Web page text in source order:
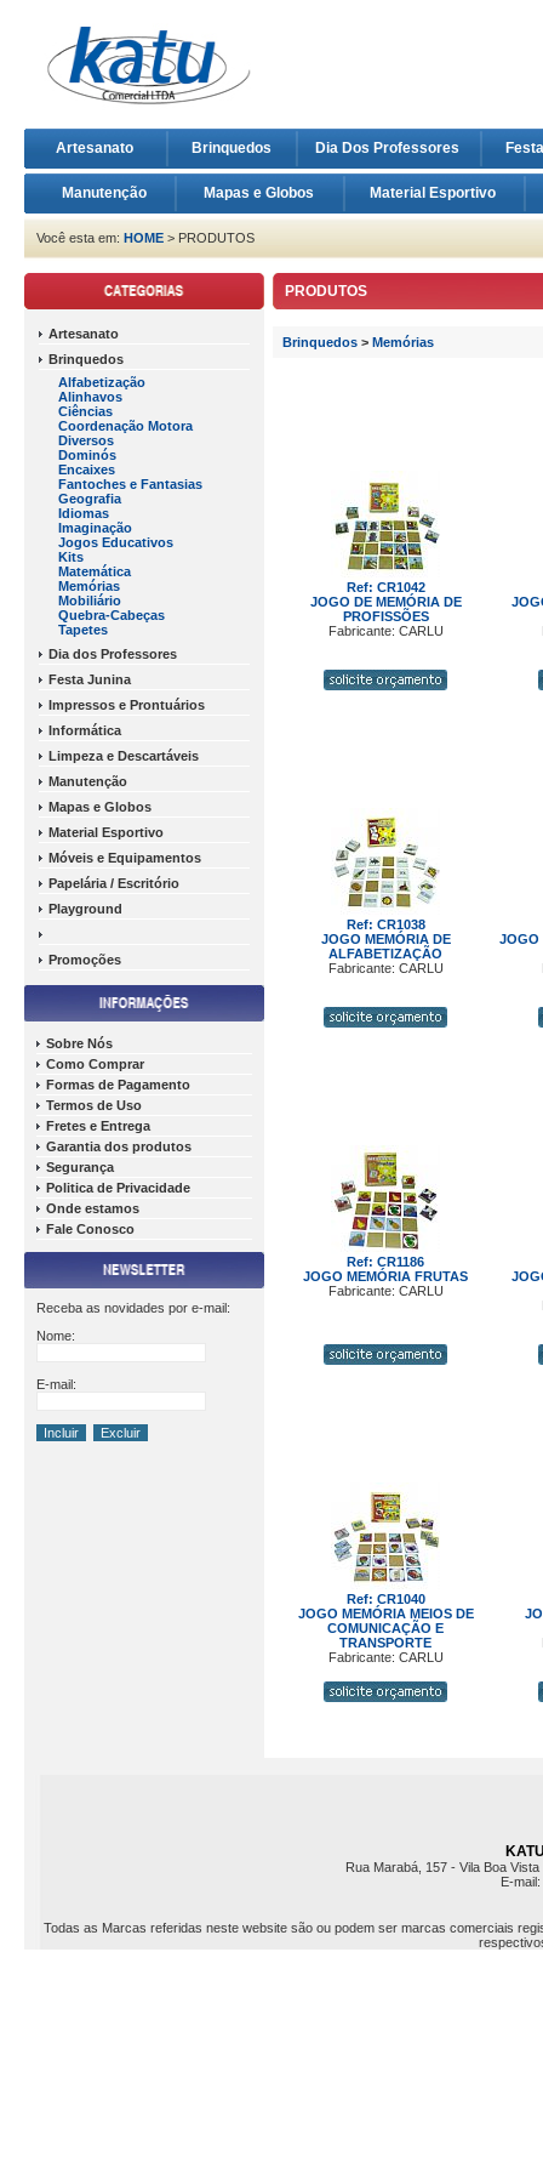
Artesanato Brinquedos Dia Dos Professores
Manutenção Mapas e Globos Material Esportivo
Você esta em: HOME > PRODUTOS
Artesanato
Brinquedos
Alfabetização
Alinhavos
Ciências
Coordenação Motora
Diversos
Dominós
Encaixes
Fantoches e Fantasias
Geografia
Idiomas
Imaginação
Jogos Educativos
Kits
Matemática
Memórias
Mobiliário
Quebra-Cabeças
Tapetes
Dia dos Professores
Festa Junina
Impressos e Prontuários
Informática
Limpeza e Descartáveis
Manutenção
Mapas e Globos
Material Esportivo
Móveis e Equipamentos
Papelária / Escritório
Playground
Promoções
Sobre Nós
Como Comprar
Formas de Pagamento
Termos de Uso
Fretes e Entrega
Garantia dos produtos
Segurança
Politica de Privacidade
Onde estamos
Fale Conosco
Receba as novidades por e-mail:
Nome:
E-mail:
PRODUTOS
Brinquedos > Memórias
Ref: CR1042
JOGO DE MEMÓRIA DE
PROFISSÕES
Fabricante: CARLU
Ref: CR1038
JOGO MEMÓRIA DE
ALFABETIZAÇÃO
Fabricante: CARLU
JOGO
Ref: CR1186
JOGO MEMÓRIA FRUTAS
Fabricante: CARLU
Ref: CR1040
JOGO MEMÓRIA MEIOS DE
COMUNICAÇÃO E
TRANSPORTE
Fabricante: CARLU
Rua Marabá, 157 - Vila Boa
E-mail:
Todas as Marcas referidas neste website são ou podem ser marcas comerciais